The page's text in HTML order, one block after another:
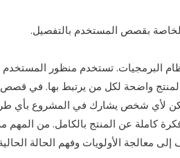
البرمجيات. تستخدم منظور المستخدم
المنتج واضحة لكل من يرتبط بها. في
لأي شخص يشارك في المشروع بأي
كاملة عن المنتج بالكامل. من المهم
الأولويات وفهم الحالة